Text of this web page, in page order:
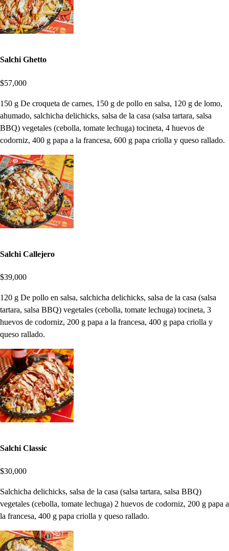
Salchi Ghetto
$57,000
150 g De croqueta de carnes, 150 g de pollo en salsa, 120 g de lomo,
ahumado, salchicha delichicks, salsa de la casa (salsa tartara, salsa
BBQ) vegetales (cebolla, tomate lechuga) tocineta, 4 huevos de
codorniz, 400 g papa a la francesa, 600 g papa criolla y queso rallado.
Salchi Callejero
$39,000
120 g De pollo en salsa, salchicha delichicks, salsa de la casa (salsa
tartara, salsa BBQ) vegetales (cebolla, tomate lechuga) tocineta, 3
huevos de codorniz, 200 g papa a la francesa, 400 g papa criolla y
queso rallado.
Salchi Classic
$30,000
Salchicha delichicks, salsa de la casa (salsa tartara, salsa BBQ)
vegetales (cebolla, tomate lechuga) 2 huevos de codorniz, 200 g papa a
la francesa, 400 g papa criolla y queso rallado.